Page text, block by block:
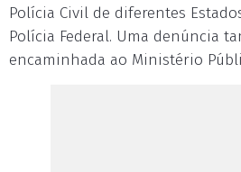
Polícia Civil de diferentes
Polícia Federal. Uma denúncia
encaminhada ao Ministério